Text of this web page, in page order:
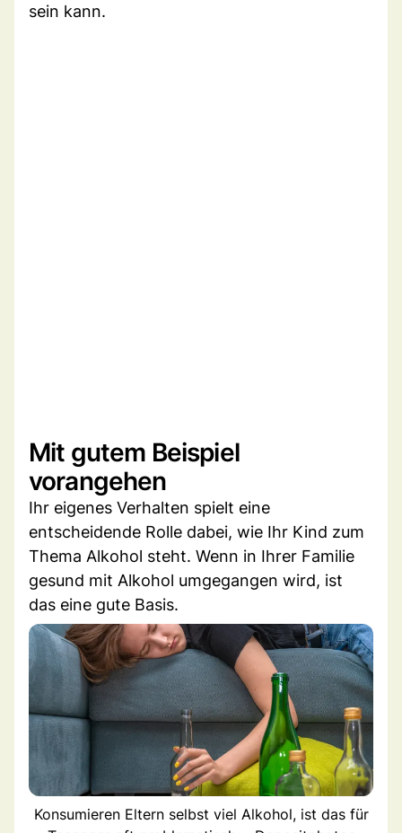
sein kann.
Mit gutem Beispiel
vorangehen
Ihr eigenes Verhalten spielt eine
entscheidende Rolle dabei, wie Ihr Kind zum
Thema Alkohol steht. Wenn in Ihrer Familie
gesund mit Alkohol umgegangen wird, ist
das eine gute Basis.
Konsumieren Eltern selbst viel Alkohol, ist das für